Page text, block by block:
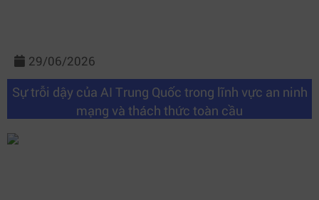
29/06/2026
Sự trỗi dậy của AI Trung Quốc trong lĩnh vực an ninh
mạng và thách thức toàn cầu